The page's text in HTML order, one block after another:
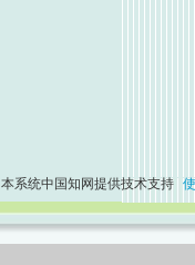
本系统中国知网提供技术支持